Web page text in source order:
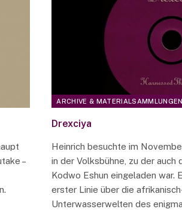
–
ARCHIVE & MATERIALSAMMLUNGEN
Drexciya
Heinrich besuchte im
in der Volksbühne, zu der auch
Kodwo Eshun eingeladen war.
erster Linie über die
Unterwasserwelten des